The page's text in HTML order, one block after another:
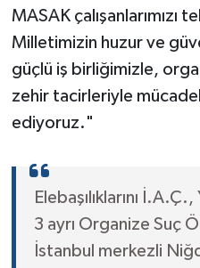
MASAK çalışanlarımızı
Milletimizin huzur ve
güçlü iş birliğimizle,
zehir tacirleriyle
ediyoruz."
Elebaşılıklarını
3 ayrı Organize Suç
İstanbul merkezli